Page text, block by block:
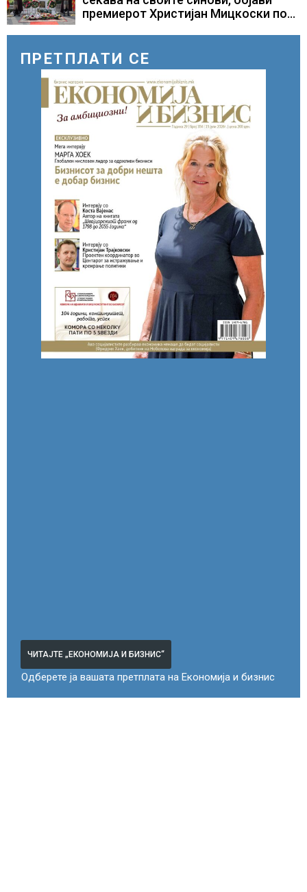
премиерот Христијан Мицкоски по
прилепски бранители
ПРЕТПЛАТИ СЕ
ЧИТАЈТЕ „ЕКОНОМИЈА И БИЗНИС“
Одберете ја вашата претплата на Економија и бизнис